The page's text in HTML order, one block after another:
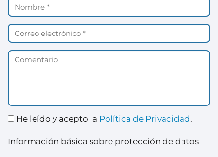
He leído y acepto la Política de Privacidad.
Información básica sobre protección de datos